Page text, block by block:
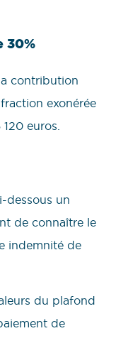
30%
contribution
exonérée
euros.
dessous un
de connaître le
indemnité de
du plafond
de